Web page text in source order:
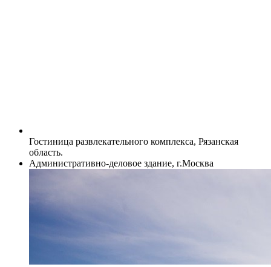
Гостиница развлекательного комплекса, Рязанская
область.
Административно-деловое здание, г.Москва